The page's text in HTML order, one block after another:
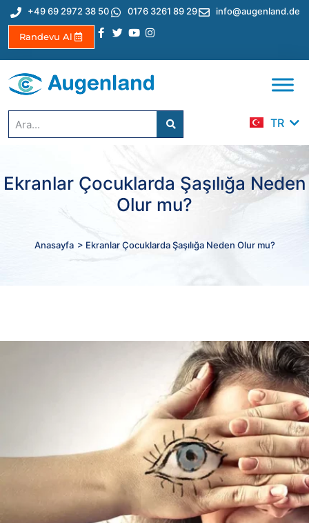
+49 69 2972 38 50 0176 3261 89 29 info@augenland.de
Randevu Al
TR
EN
DE
IT
Ekranlar Çocuklarda Şaşılığa Neden
Olur mu?
Anasayfa > Ekranlar Çocuklarda Şaşılığa Neden Olur mu?